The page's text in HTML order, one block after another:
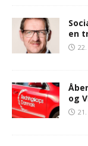
en
og